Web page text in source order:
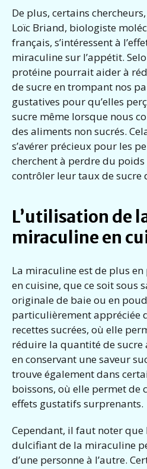
De plus, certains
Loïc Briand, biologiste
français, s’intéressent à
miraculine sur l’appétit.
protéine pourrait aider à
de sucre en trompant nos
gustatives pour qu’elles
sucre même lorsque nous
des aliments non sucrés.
s’avérer précieux pour les
cherchent à perdre du poids
contrôler leur taux de sucre
L’utilisation de
miraculine en
La miraculine est de plus
en cuisine, que ce soit sous
originale de baie ou en
particulièrement appréciée
recettes sucrées, où elle
réduire la quantité de
en conservant une saveur
trouve également dans
boissons, où elle permet de
effets gustatifs surprenants.
Cependant, il faut noter que
dulcifiant de la miraculine
d’une personne à l’autre.